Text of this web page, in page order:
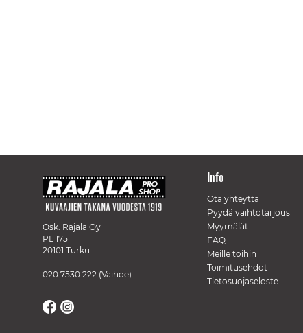
Osk. Rajala Oy
PL 175
20101 Turku
020 7530 222 (Vaihde)
Info
Ota yhteyttä
Pyydä vaihtotarjous
Myymälät
FAQ
Meille töihin
Toimitusehdot
Tietosuojaseloste